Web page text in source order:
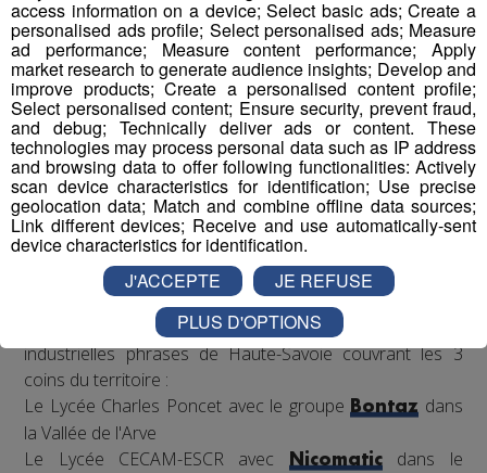
Pour mener à bien leur projet et tenter de
remporter la compétition nationale à Lyon le 22 mars,
ils pourront compter surle coaching de
l’association,et reconnue par la French Fab ; mais
égalementl’accompagnement de leurs entreprises
binômes,présentes en école et en accueillant les
classes pour visites, conseils et fabrication de pièces
nécessaires pour rendre le robot le plus performant
possible en vue de la compétition.
Les binômes ?
4 établissements scolaires avec 4 entreprises
industrielles phrases de Haute-Savoie couvrant les 3
coins du territoire :
Le Lycée Charles Poncet avec le groupe Bontaz dans
la Vallée de l'Arve
Le Lycée CECAM-ESCR avec
Nicomaticdans le
access information on a device; Select basic ads; Create a
personalised ads profile; Select personalised ads; Measure
ad performance; Measure content performance; Apply
market research to generate audience insights; Develop and
improve products; Create a personalised content profile;
Select personalised content; Ensure security, prevent fraud,
and debug; Technically deliver ads or content. These
technologies may process personal data such as IP address
and browsing data to offer following functionalities: Actively
scan device characteristics for identification; Use precise
geolocation data; Match and combine offline data sources;
Link different devices; Receive and use automatically-sent
device characteristics for identification.
J'ACCEPTE
JE REFUSE
PLUS D'OPTIONS